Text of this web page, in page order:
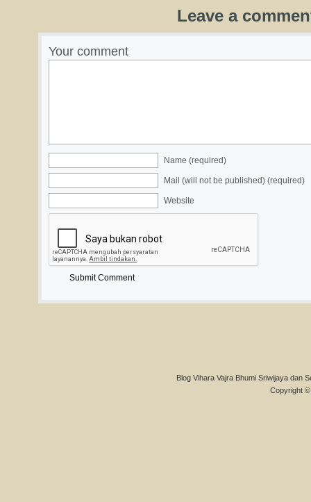
Leave a
Your comment
Name (required)
Mail (will not be published) (required)
Website
Blog Vihara Vajra Bhumi Sriwijaya dan
Copyright ©